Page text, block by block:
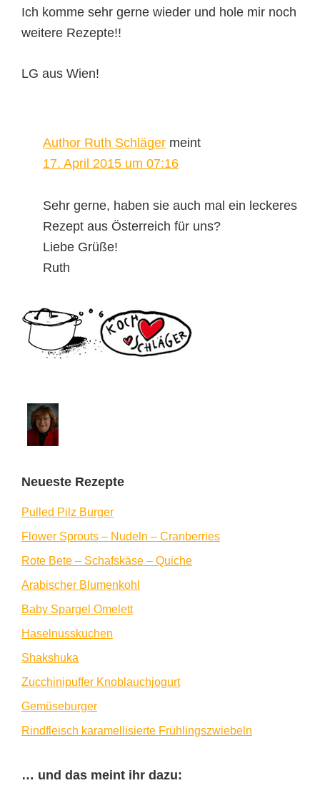
Ich komme sehr gerne wieder und hole mir noch
weitere Rezepte!!
LG aus Wien!
Author Ruth Schläger meint
17. April 2015 um 07:16
Sehr gerne, haben sie auch mal ein leckeres
Rezept aus Österreich für uns?
Liebe Grüße!
Ruth
Seitenspalte
Neueste Rezepte
Pulled Pilz Burger
Flower Sprouts – Nudeln – Cranberries
Rote Bete – Schafskäse – Quiche
Arabischer Blumenkohl
Baby Spargel Omelett
Haselnusskuchen
Shakshuka
Zucchinipuffer Knoblauchjogurt
Gemüseburger
Rindfleisch karamellisierte Frühlingszwiebeln
… und das meint ihr dazu: